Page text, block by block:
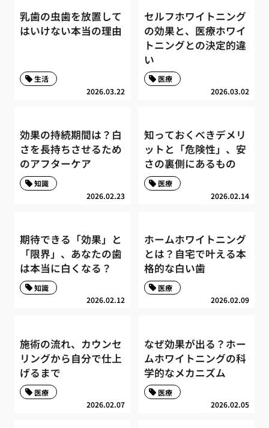
乳歯の虫歯を放置して
はいけない本当の理由
2026.03.22
生活
セルフホワイトニング
の効果と、医療ホワイ
トニングとの決定的違
い
2026.03.02
医療
効果の持続期間は？白
さを長持ちさせるため
のアフターケア
2026.02.23
知識
知っておくべきデメリ
ットと「危険性」、安
さの裏側にあるもの
2026.02.14
医療
期待できる「効果」と
「限界」、あなたの歯
は本当に白くなる？
2026.02.12
知識
ホームホワイトニング
とは？自宅で叶える本
格的な白い歯
2026.02.09
医療
施術の流れ、カウンセ
リングから自分で仕上
げるまで
2026.02.07
医療
なぜ効果が出る？ホー
ムホワイトニングの科
学的なメカニズム
2026.02.05
医療